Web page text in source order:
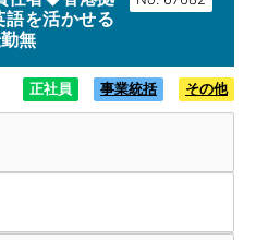
語を活かせる
無
正社員 事業統括 その他